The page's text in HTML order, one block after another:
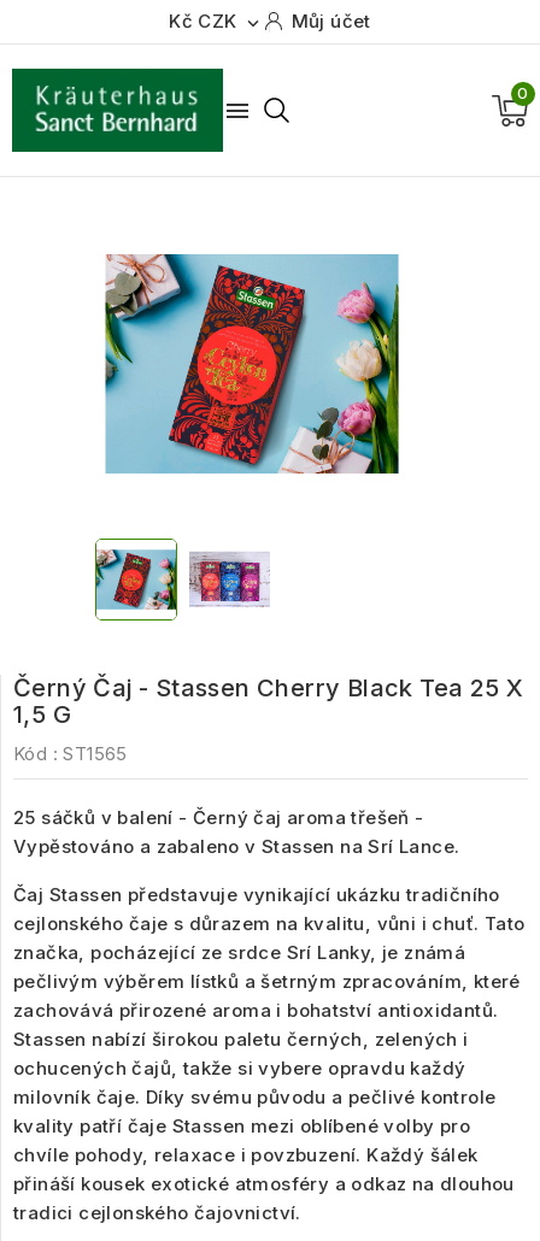
Kč CZK  Můj účet

0
Černý Čaj - Stassen Cherry Black Tea 25 X
1,5 G
Kód : ST1565
25 sáčků v balení - Černý čaj aroma třešeň -
Vypěstováno a zabaleno v Stassen na Srí Lance.
Čaj Stassen představuje vynikající ukázku tradičního
cejlonského čaje s důrazem na kvalitu, vůni i chuť. Tato
značka, pocházející ze srdce Srí Lanky, je známá
pečlivým výběrem lístků a šetrným zpracováním, které
zachovává přirozené aroma i bohatství antioxidantů.
Stassen nabízí širokou paletu černých, zelených i
ochucených čajů, takže si vybere opravdu každý
milovník čaje. Díky svému původu a pečlivé kontrole
kvality patří čaje Stassen mezi oblíbené volby pro
chvíle pohody, relaxace i povzbuzení. Každý šálek
přináší kousek exotické atmosféry a odkaz na dlouhou
tradici cejlonského čajovnictví.